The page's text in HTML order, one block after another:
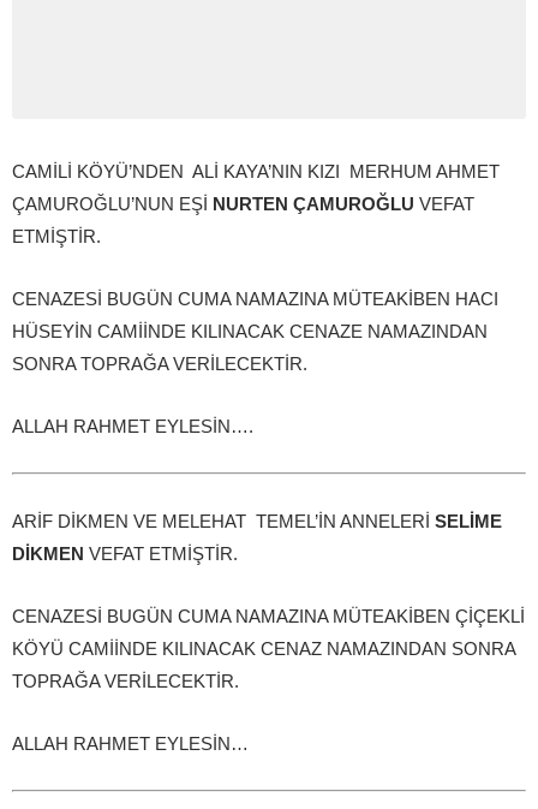
CAMİLİ KÖYÜ’NDEN ALİ KAYA’NIN KIZI MERHUM AHMET
ÇAMUROĞLU’NUN EŞİ NURTEN ÇAMUROĞLU VEFAT
ETMİŞTİR.
CENAZESİ BUGÜN CUMA NAMAZINA MÜTEAKİBEN HACI
HÜSEYİN CAMİİNDE KILINACAK CENAZE NAMAZINDAN
SONRA TOPRAĞA VERİLECEKTİR.
ALLAH RAHMET EYLESİN….
ARİF DİKMEN VE MELEHAT TEMEL’İN ANNELERİ SELİME
DİKMEN VEFAT ETMİŞTİR.
CENAZESİ BUGÜN CUMA NAMAZINA MÜTEAKİBEN ÇİÇEKLİ
KÖYÜ CAMİİNDE KILINACAK CENAZ NAMAZINDAN SONRA
TOPRAĞA VERİLECEKTİR.
ALLAH RAHMET EYLESİN…